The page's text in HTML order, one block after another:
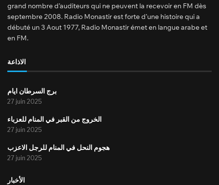
grand nombre d’auditeurs qui ne peuvent la recevoir en FM dès
septembre 2008. Radio Monastir est forte d’une histoire qui a
débuté un 3 Aout 1977, Radio Monastir émet en langue arabe et
en FM.
الاذاعة
برج السرطان ايام
27 juin 2025
الخروج من القبر في المنام للعزباء
27 juin 2025
هجوم النحل في المنام للرجل الاعزب
27 juin 2025
الأخبار